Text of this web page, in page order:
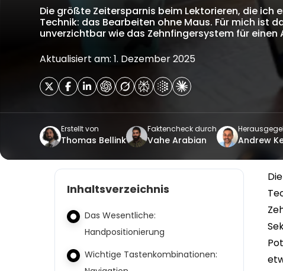
Die größte Zeitersparnis beim Lektorieren, die
Technik: das Bearbeiten ohne Maus. Für mich ist
unverzichtbar wie das Zehnfingersystem für einen
Aktualisiert am: 1. Dezember 2025
Erstellt von
Thomas Bellink
Faktencheck durch
Vahe Arabian Andrew
Inhaltsverzeichnis
Das Wesentliche:
Handpositionierung
Wichtige Tastenkombinationen: